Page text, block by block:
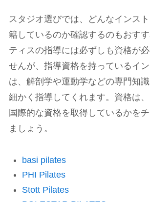
スタジオ選びでは、どんなインス
籍しているのか確認するのもおす
ティスの指導には必ずしも資格が
せんが、指導資格を持っているイ
は、解剖学や運動学などの専門知
細かく指導してくれます。資格は
国際的な資格を取得しているかを
ましょう
basi pilates
PHI Pilates
Stott Pilates